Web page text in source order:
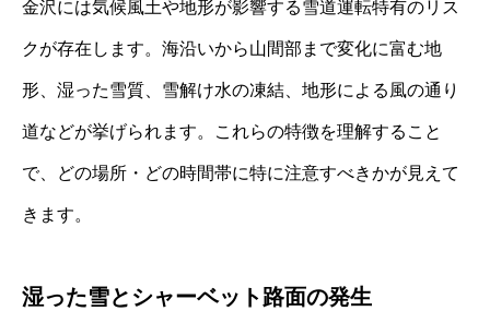
金沢には気候風土や地形が影響する雪道運転特有のリス
クが存在します。海沿いから山間部まで変化に富む地
形、湿った雪質、雪解け水の凍結、地形による風の通り
道などが挙げられます。これらの特徴を理解すること
で、どの場所・どの時間帯に特に注意すべきかが見えて
きます。
湿った雪とシャーベット路面の発生